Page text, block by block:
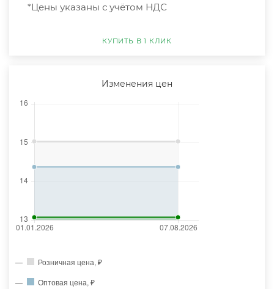
*Цены указаны с учётом НДС
КУПИТЬ В 1 КЛИК
Изменения цен
Розничная цена, ₽
Оптовая цена, ₽